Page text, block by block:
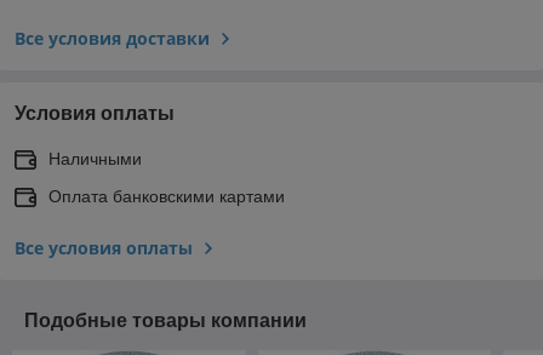
Все условия доставки
Условия оплаты
Наличными
Оплата банковскими картами
Все условия оплаты
Подобные товары компании